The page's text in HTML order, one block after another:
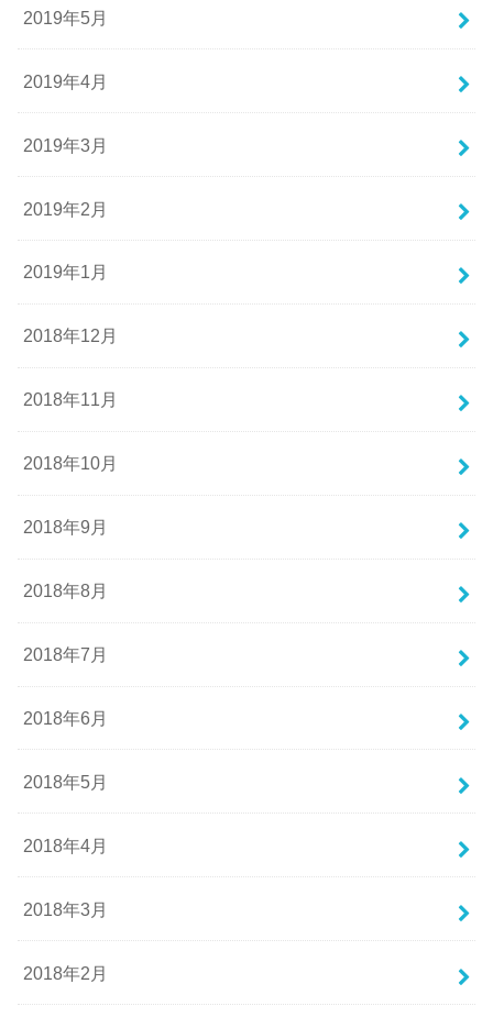
2019年5月
2019年4月
2019年3月
2019年2月
2019年1月
2018年12月
2018年11月
2018年10月
2018年9月
2018年8月
2018年7月
2018年6月
2018年5月
2018年4月
2018年3月
2018年2月